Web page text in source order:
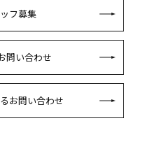
フ募集
問い合わせ
お問い合わせ